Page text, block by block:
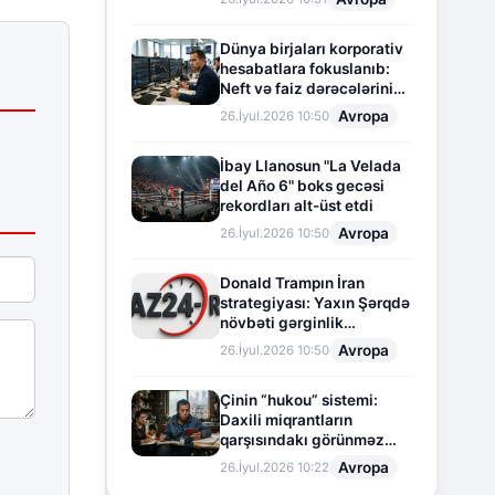
Dünya birjaları korporativ
hesabatlara fokuslanıb:
Neft və faiz dərəcələrinin
təsiri altında cari vəziyyət
26.İyul.2026 10:50 Avropa
İbay Llanosun "La Velada
del Año 6" boks gecəsi
rekordları alt-üst etdi
26.İyul.2026 10:50 Avropa
Donald Trampın İran
strategiyası: Yaxın Şərqdə
növbəti gərginlik
mərhələsi
26.İyul.2026 10:50 Avropa
Çinin “hukou” sistemi:
Daxili miqrantların
qarşısındakı görünməz
sədd
26.İyul.2026 10:22 Avropa